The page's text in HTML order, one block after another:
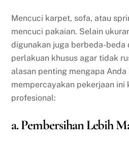
Mencuci karpet, sofa, atau
mencuci pakaian. Selain
digunakan juga berbeda-beda
perlakuan khusus agar tidak
alasan penting mengapa Anda
mempercayakan pekerjaan ini
profesional:
a. Pembersihan Lebih